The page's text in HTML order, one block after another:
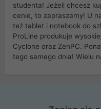
studenta! Jeżeli chcesz
cenie, to zapraszamy! U
też tablet i notebook do
ProLine produkuje
Cyclone oraz ZenPC.
tego samego dnia! Wielu